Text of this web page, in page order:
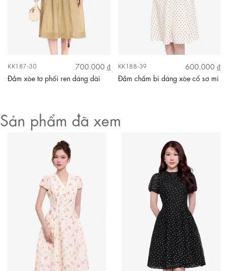
KK187-30
700.000 ₫
Đầm xòe tơ phối ren dáng dài
KK188-39
600.000 ₫
Đầm chấm bi dáng xòe cổ sơ mi
Sản phẩm đã xem